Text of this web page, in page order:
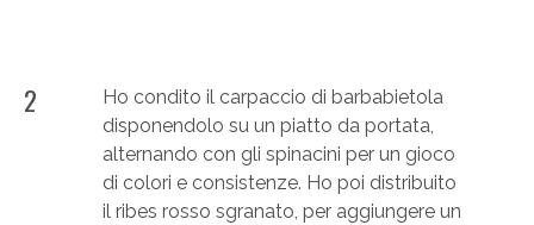
2
Ho condito il carpaccio di barbabietola
disponendolo su un piatto da portata,
alternando con gli spinacini per un gioco
di colori e consistenze. Ho poi distribuito
il ribes rosso sgranato, per aggiungere un